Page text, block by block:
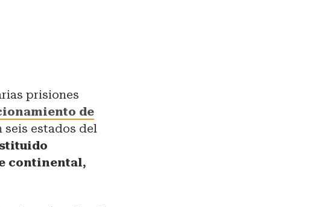
prisiones
de
seis estados del
continental,